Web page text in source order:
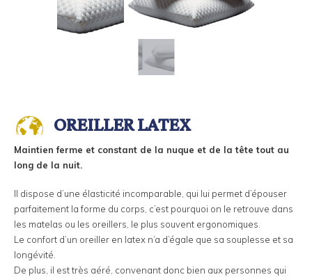
OREILLER LATEX
Maintien ferme et constant de la nuque et de la tête tout au
long de la nuit.
Il dispose d’une élasticité incomparable, qui lui permet d’épouser
parfaitement la forme du corps, c’est pourquoi on le retrouve dans
les matelas ou les oreillers, le plus souvent ergonomiques.
Le confort d’un oreiller en latex n’a d’égale que sa souplesse et sa
longévité.
De plus, il est très aéré, convenant donc bien aux personnes qui